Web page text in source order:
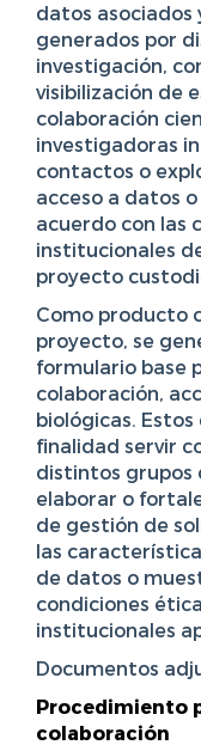
datos asociados
generados por
investigación,
visibilización de
colaboración
investigadoras
contactos o
acceso a datos
acuerdo con las
institucionales
proyecto
Como producto
proyecto, se
formulario base
colaboración,
biológicas.
finalidad servir
distintos grupos
elaborar o
de gestión de
las
de datos o
condiciones
institucionales
Documentos
Procedimiento
colaboración